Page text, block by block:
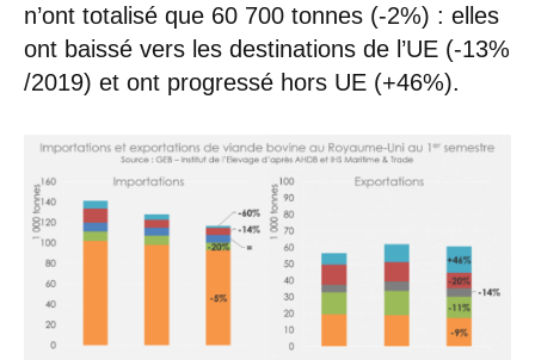
n’ont totalisé que 60 700 tonnes (-2%) : elles
ont baissé vers les destinations de l’UE (-13%
/2019) et ont progressé hors UE (+46%).